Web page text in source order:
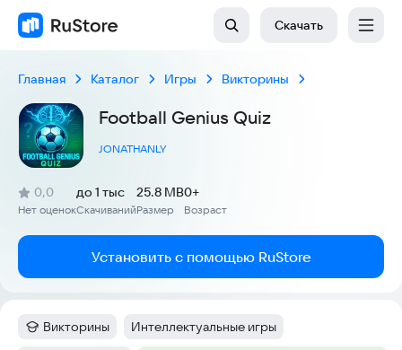
Скачать
Главная Каталог Игры Викторины
Football Genius Quiz
JONATHANLY
Рейтинг:
0,0
(
Нет оценок
)
Скачиваний
до 1 тыс
Размер
25.8 MB
Возраст
0+
Установить с помощью RuStore
Категория:
Викторины Тег:
Интеллектуальные игры